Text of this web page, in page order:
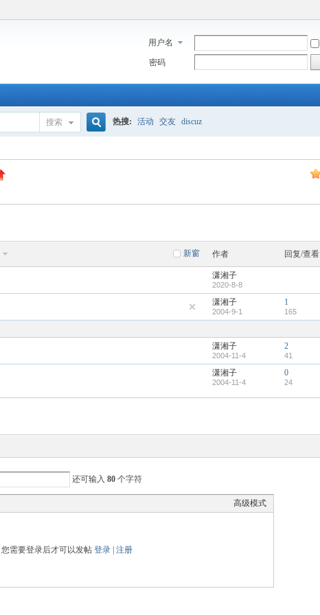
用户名
密码
搜索 热搜: 活动 交友 discuz
新窗 作者 回复/查看
潇湘子
2020-8-8
潇湘子
2004-9-1
1
165
潇湘子
2004-11-4
2
41
潇湘子
2004-11-4
0
24
还可输入 80 个字符
高级模式
您需要登录后才可以发帖 登录 注册